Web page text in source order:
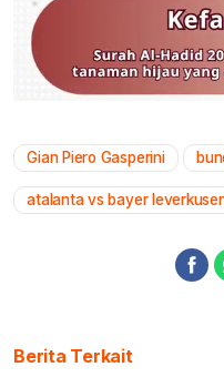
Gian Piero Gasperini
atalanta vs bayer
Berita Terkait